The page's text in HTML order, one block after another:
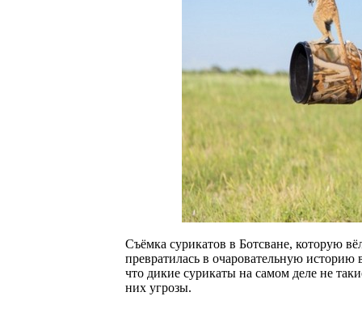
Съёмка сурикатов в Ботсване, которую
превратилась в очаровательную
что дикие сурикаты на самом деле не
них угрозы.